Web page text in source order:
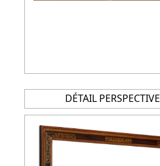
DÉTAIL PERSPECTIVE